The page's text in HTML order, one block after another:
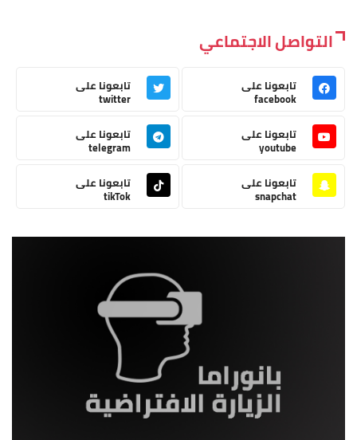
التواصل الاجتماعي
تابعونا على
facebook
تابعونا على
twitter
تابعونا على
youtube
تابعونا على
telegram
تابعونا على
snapchat
تابعونا على
tikTok